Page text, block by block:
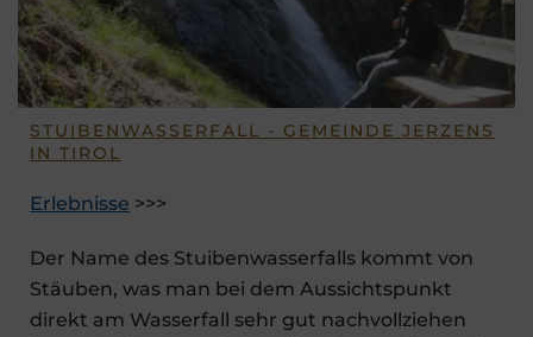
STUIBENWASSERFALL - GEMEINDE JERZENS
IN TIROL
Erlebnisse >>>
Der Name des Stuibenwasserfalls kommt von
Stäuben, was man bei dem Aussichtspunkt
direkt am Wasserfall sehr gut nachvollziehen